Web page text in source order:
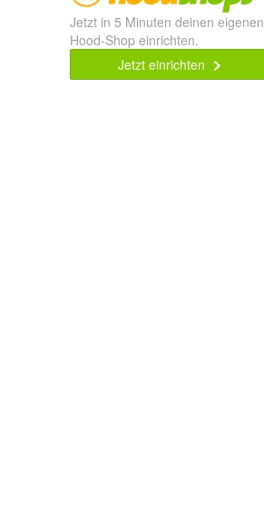
Jetzt in 5 Minuten deinen eigenen
Hood-Shop einrichten.
Jetzt einrichten